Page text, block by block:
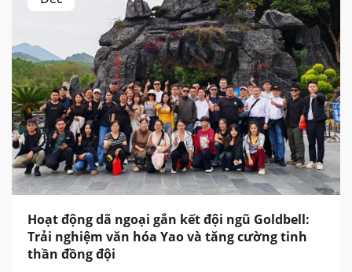
Hoạt động dã ngoại gắn kết đội ngũ Goldbell:
Trải nghiệm văn hóa Yao và tăng cường tinh
thần đồng đội